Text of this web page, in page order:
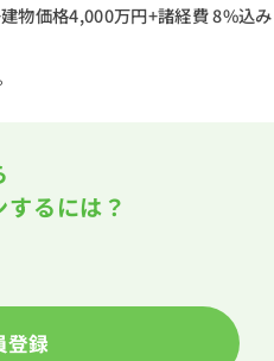
物価格4,000万円+諸経費 8%込み
るには？
登録